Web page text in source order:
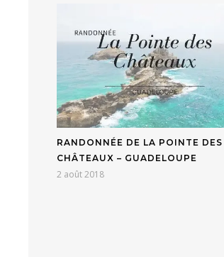
RANDONNÉE DE LA POINTE DES
CHÂTEAUX – GUADELOUPE
2 août 2018